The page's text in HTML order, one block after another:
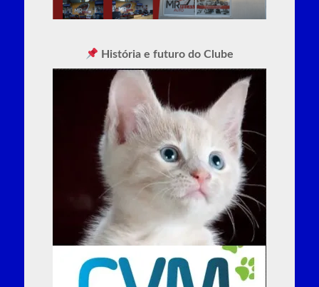
História e futuro do Clube